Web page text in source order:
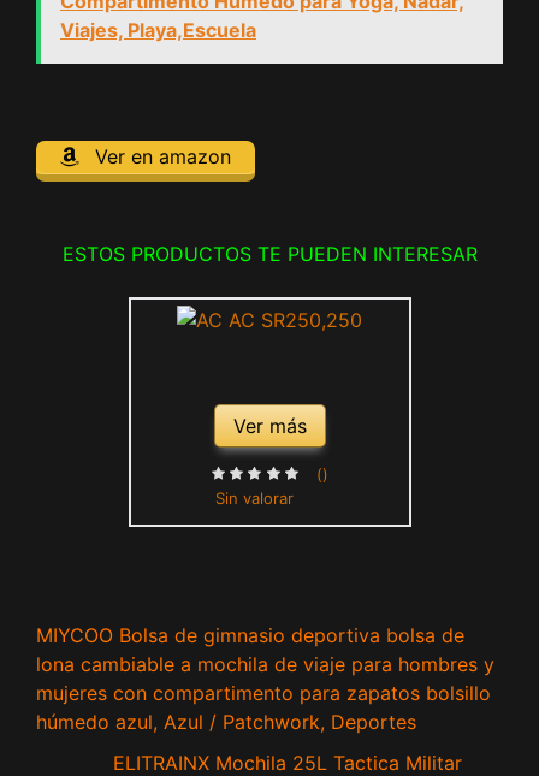
Viajes, Playa,Escuela
Ver en amazon
ESTOS PRODUCTOS TE PUEDEN INTERESAR
Ver más
Sin valorar
()
MIYCOO Bolsa de gimnasio deportiva bolsa de
lona cambiable a mochila de viaje para hombres y
mujeres con compartimento para zapatos bolsillo
húmedo azul, Azul / Patchwork, Deportes
ELITRAINX Mochila 25L Tactica Militar